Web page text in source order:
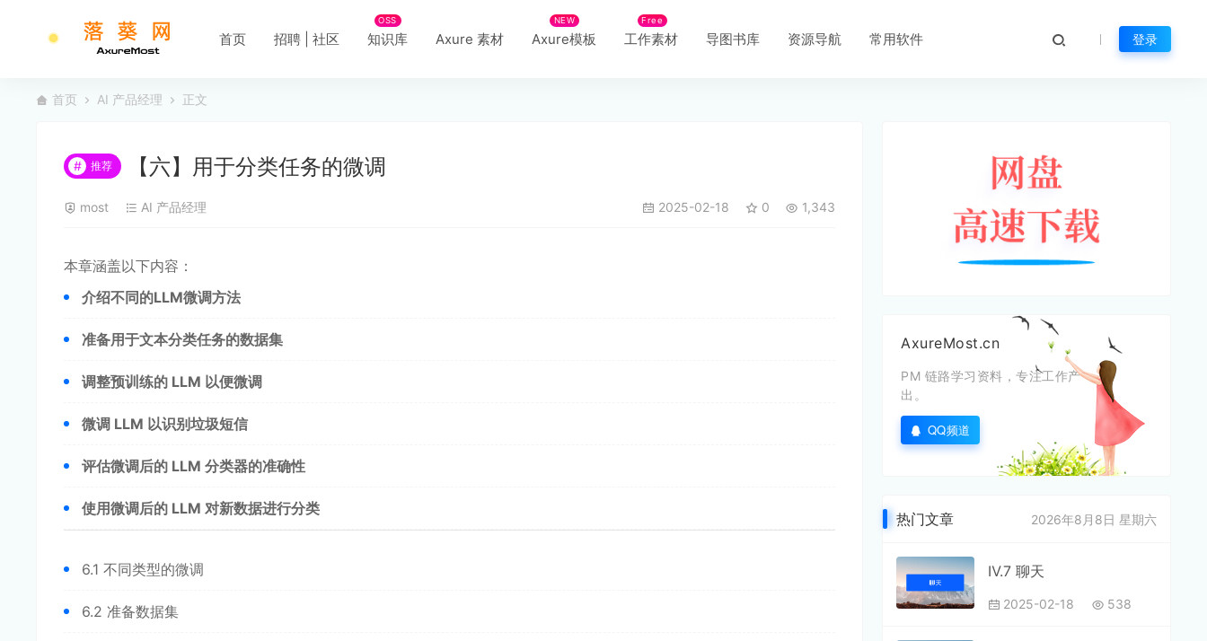
首页 招聘 | 社区 知识库
OSS
Axure 素材 Axure模板
NEW
工作素材
Free
导图书库 资源导航 常用软件 登录
首页 AI 产品经理 正文
# 推荐 【六】用于分类任务的微调
most AI 产品经理 2025-02-18 0 1,343
本章涵盖以下内容：
介绍不同的LLM微调方法
准备用于文本分类任务的数据集
调整预训练的 LLM 以便微调
微调 LLM 以识别垃圾短信
评估微调后的 LLM 分类器的准确性
使用微调后的 LLM 对新数据进行分类
6.1 不同类型的微调
6.2 准备数据集
AxureMost.cn
PM 链路学习资料，专注工作产
出。
QQ频道
热门文章 2026年8月8日 星期六
Ⅳ.7 聊天
2025-02-18 538